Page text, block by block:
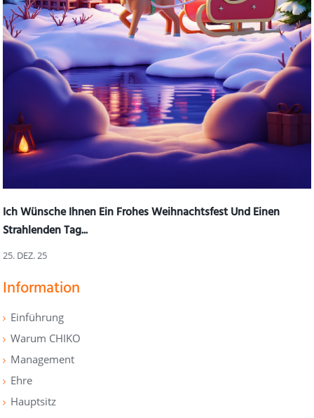
Ich Wünsche Ihnen Ein Frohes Weihnachtsfest Und Einen
Strahlenden Tag...
25. DEZ. 25
Information
Einführung
Warum CHIKO
Management
Ehre
Hauptsitz